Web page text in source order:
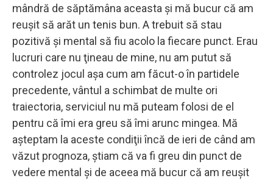
mândră de săptămâna aceasta şi mă bucur că am
reuşit să arăt un tenis bun. A trebuit să stau
pozitivă şi mental să fiu acolo la fiecare punct. Erau
lucruri care nu ţineau de mine, nu am putut să
controlez jocul aşa cum am făcut-o în partidele
precedente, vântul a schimbat de multe ori
traiectoria, serviciul nu mă puteam folosi de el
pentru că îmi era greu să îmi arunc mingea. Mă
aşteptam la aceste condiţii încă de ieri de când am
văzut prognoza, ştiam că va fi greu din punct de
vedere mental şi de aceea mă bucur că am reuşit